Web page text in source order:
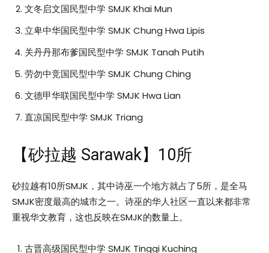
文冬启文国民型中学 SMJK Khai Mun
立卑中华国民型中学 SMJK Chung Hwa Lipis
关丹丹那布爹国民型中学 SMJK Tanah Putih
劳勿中竞国民型中学 SMJK Chung Ching
文德甲华联国民型中学 SMJK Hwa Lian
直凉国民型中学 SMJK Triang
【砂拉越 Sarawak】10所
砂拉越有10所SMJK，其中诗巫一个地方就占了5所，是全马
SMJK密度最高的城市之一。诗巫的华人社区一直以来都非常
重视华文教育，这也反映在SMJK的数量上。
古晋高级国民型中学 SMJK Tinggi Kuching